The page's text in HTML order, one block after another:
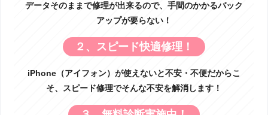
データそのままで修理が出来るので、手間のかかるバック
アップが要らない！
２、スピード快適修理！
iPhone（アイフォン）が使えないと不安・不便だからこ
そ、スピード修理でそんな不安を解消します！